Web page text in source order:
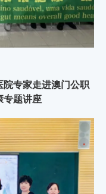
专家走进澳门公职
专题讲座